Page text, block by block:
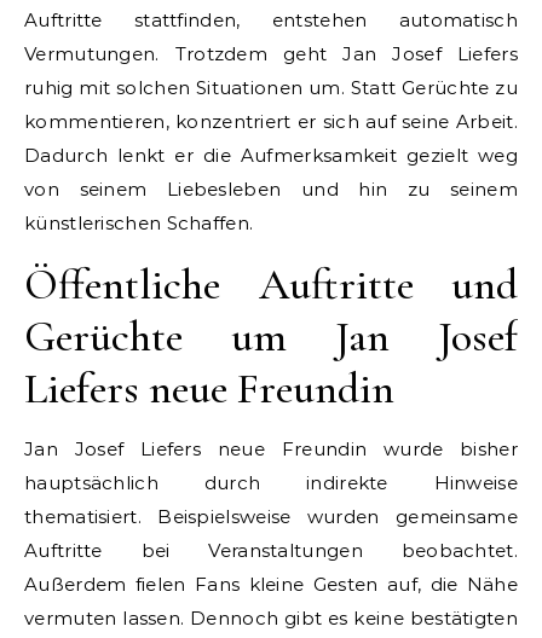
Auftritte stattfinden, entstehen automatisch
Vermutungen. Trotzdem geht Jan Josef Liefers
ruhig mit solchen Situationen um. Statt Gerüchte zu
kommentieren, konzentriert er sich auf seine Arbeit.
Dadurch lenkt er die Aufmerksamkeit gezielt weg
von seinem Liebesleben und hin zu seinem
künstlerischen Schaffen.
Öffentliche Auftritte und
Gerüchte um Jan Josef
Liefers neue Freundin
Jan Josef Liefers neue Freundin wurde bisher
hauptsächlich durch indirekte Hinweise
thematisiert. Beispielsweise wurden gemeinsame
Auftritte bei Veranstaltungen beobachtet.
Außerdem fielen Fans kleine Gesten auf, die Nähe
vermuten lassen. Dennoch gibt es keine bestätigten